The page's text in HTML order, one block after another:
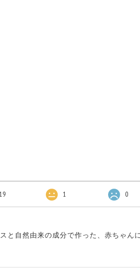
19 1 0
と自然由来の成分で作った、赤ちゃ